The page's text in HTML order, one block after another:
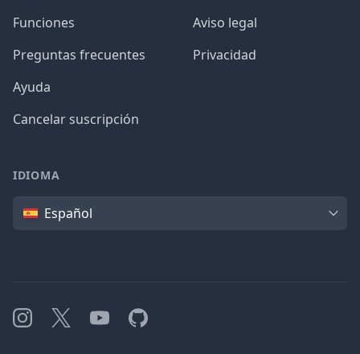
Funciones
Preguntas frecuentes
Ayuda
Cancelar suscripción
Aviso legal
Privacidad
IDIOMA
IdiomaEspañol
Instagram
X YouTubeGitHub